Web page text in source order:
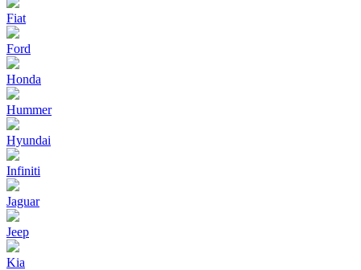
Fiat
Ford
Honda
Hummer
Hyundai
Infiniti
Jaguar
Jeep
Kia